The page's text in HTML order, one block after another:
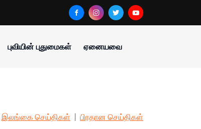
புவியின் புதுமைகள் ஏனையவை
இலங்கை செய்திகள் பிரதான செய்திகள்